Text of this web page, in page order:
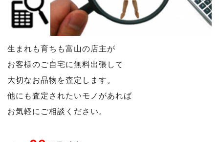
生まれも育ちも富山の店主が
お客様のご自宅に無料出張して
大切なお品物を査定します。
他にも査定されたいモノがあれば
お気軽にご相談ください。